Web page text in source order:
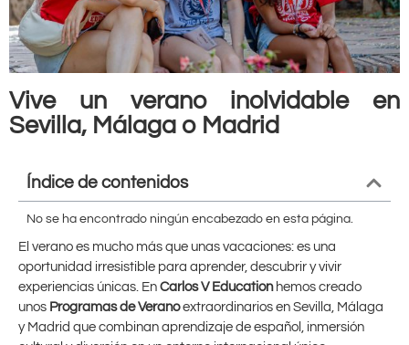
Vive un verano inolvidable en
Sevilla, Málaga o Madrid
Índice de contenidos
No se ha encontrado ningún encabezado en esta página.
El verano es mucho más que unas vacaciones: es una
oportunidad irresistible para aprender, descubrir y vivir
experiencias únicas. En Carlos V Educationhemos creado
unos Programas de Veranoextraordinarios en Sevilla, Málaga
y Madrid que combinan aprendizaje de español, inmersión